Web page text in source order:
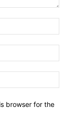
browser for the